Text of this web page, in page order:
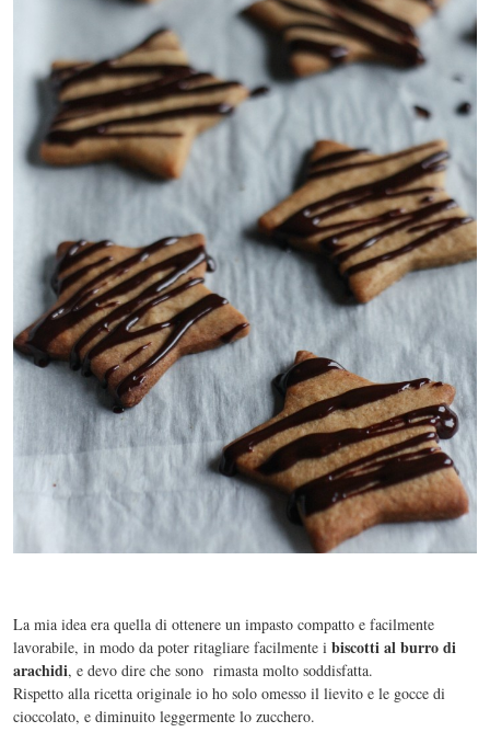
La mia idea era quella di ottenere un impasto compatto e facilmente
lavorabile, in modo da poter ritagliare facilmente i biscotti al burro di
arachidi, e devo dire che sono rimasta molto soddisfatta.
Rispetto alla ricetta originale io ho solo omesso il lievito e le gocce di
cioccolato, e diminuito leggermente lo zucchero.